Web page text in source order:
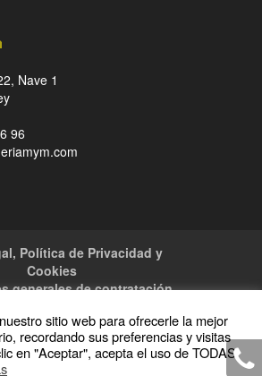
Nave 1
96
Política de Privacidad y
Cookies
generales de contratación
sitio web para ofrecerle la mejor
recordando sus preferencias y visitas
en "Aceptar", acepta el uso de TODAS